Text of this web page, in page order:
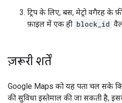
ट्रिप के लिए, बस, मेट्रो वगैरह के
फ़ाइल में एक ही block_id
ज़रूरी शर्तें
Google Maps को यह पता चल सके कि
की सुविधा इस्तेमाल की जा सकती है,